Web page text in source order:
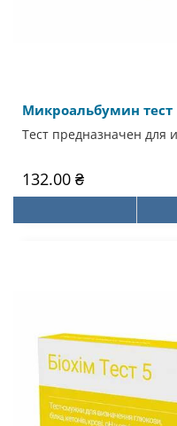
Микроальбумин тест
Тест предназначен для
132.00 ₴